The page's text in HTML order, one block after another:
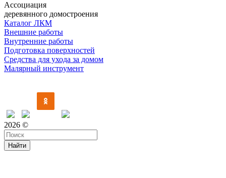
Ассоциация
деревянного домостроения
Каталог ЛКМ
Внешние работы
Внутренние работы
Подготовка поверхностей
Средства для ухода за домом
Малярный инструмент
2026 ©
Найти